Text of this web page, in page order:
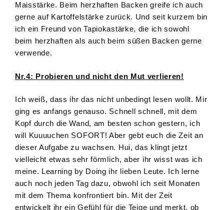
Maisstärke. Beim herzhaften Backen greife ich auch
gerne auf Kartoffelstärke zurück. Und seit kurzem bin
ich ein Freund von Tapiokastärke, die ich sowohl
beim herzhaften als auch beim süßen Backen gerne
verwende.
Nr.4: Probieren und nicht den Mut verlieren!
Ich weiß, dass ihr das nicht unbedingt lesen wollt. Mir
ging es anfangs genauso. Schnell schnell, mit dem
Kopf durch die Wand, am besten schon gestern, ich
will Kuuuuchen SOFORT! Aber gebt euch die Zeit an
dieser Aufgabe zu wachsen. Hui, das klingt jetzt
vielleicht etwas sehr förmlich, aber ihr wisst was ich
meine. Learning by Doing ihr lieben Leute. Ich lerne
auch noch jeden Tag dazu, obwohl ich seit Monaten
mit dem Thema konfrontiert bin. Mit der Zeit
entwickelt ihr ein Gefühl für die Teige und merkt, ob